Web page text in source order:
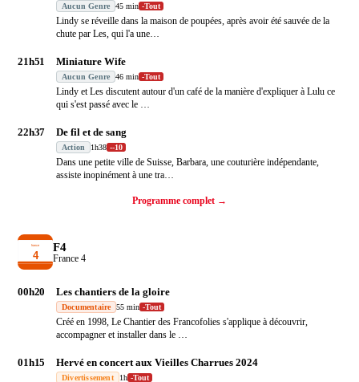
Aucun Genre 45 min -Tout
Lindy se réveille dans la maison de poupées, après avoir été sauvée de la
chute par Les, qui l'a une…
21h51 Miniature Wife
Aucun Genre 46 min -Tout
Lindy et Les discutent autour d'un café de la manière d'expliquer à Lulu ce
qui s'est passé avec le …
22h37 De fil et de sang
Action 1h38 --10
Dans une petite ville de Suisse, Barbara, une couturière indépendante,
assiste inopinément à une tra…
Programme complet →
F4
France 4
00h20 Les chantiers de la gloire
Documentaire 55 min -Tout
Créé en 1998, Le Chantier des Francofolies s'applique à découvrir,
accompagner et installer dans le …
01h15 Hervé en concert aux Vieilles Charrues 2024
Divertissement 1h -Tout